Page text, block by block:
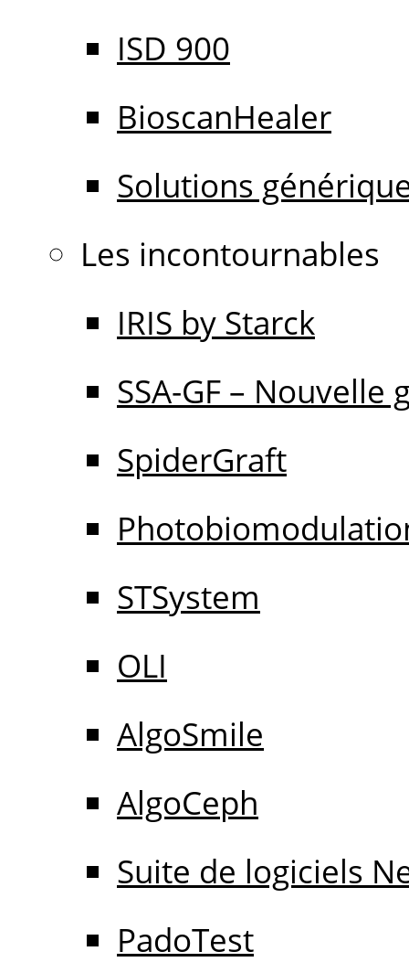
ISD 900
BioscanHealer
Solutions
Les incontournables
IRIS by Starck
SSA-GF – Nouvelle
SpiderGraft
STSystem
OLI
AlgoSmile
AlgoCeph
Suite de logiciels
PadoTest